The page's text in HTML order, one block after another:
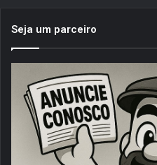
Seja um parceiro